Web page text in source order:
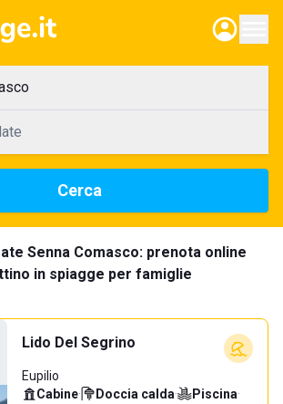
Cerca
Senna Comasco: prenota online
in spiagge per famiglie
Lido Del Segrino
Eupilio
Cabine· Doccia calda· Piscina·